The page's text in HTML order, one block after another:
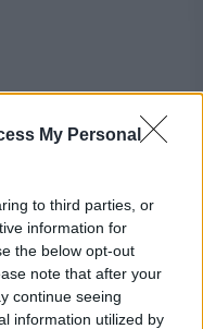
My Personal
to third parties, or
information for
the below opt-out
note that after your
continue seeing
information utilized by